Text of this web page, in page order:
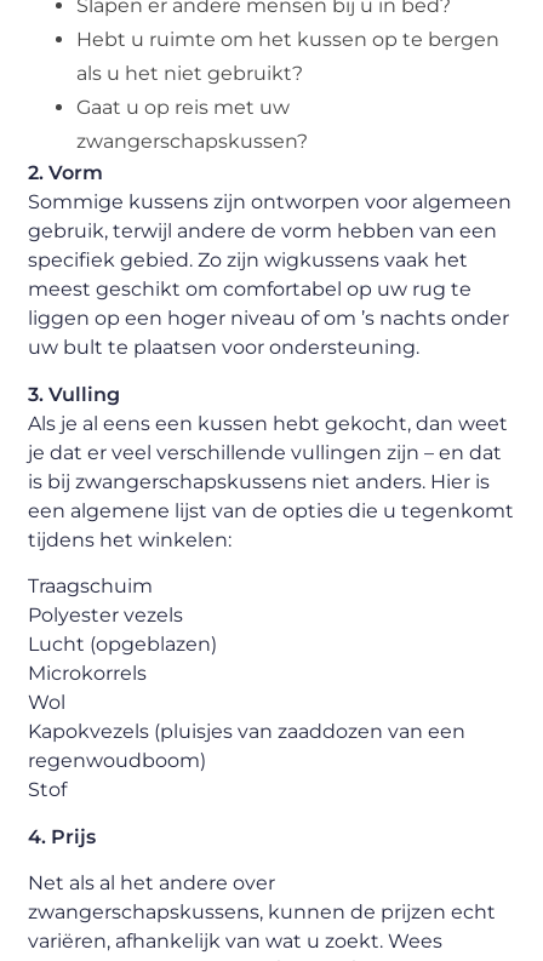
Slapen er andere mensen bij u in bed?
Hebt u ruimte om het kussen op te bergen
als u het niet gebruikt?
Gaat u op reis met uw
zwangerschapskussen?
2. Vorm
Sommige kussens zijn ontworpen voor algemeen
gebruik, terwijl andere de vorm hebben van een
specifiek gebied. Zo zijn wigkussens vaak het
meest geschikt om comfortabel op uw rug te
liggen op een hoger niveau of om ’s nachts onder
uw bult te plaatsen voor ondersteuning.
3. Vulling
Als je al eens een kussen hebt gekocht, dan weet
je dat er veel verschillende vullingen zijn – en dat
is bij zwangerschapskussens niet anders. Hier is
een algemene lijst van de opties die u tegenkomt
tijdens het winkelen:
Traagschuim
Polyester vezels
Lucht (opgeblazen)
Microkorrels
Wol
Kapokvezels (pluisjes van zaaddozen van een
regenwoudboom)
Stof
4. Prijs
Net als al het andere over
zwangerschapskussens, kunnen de prijzen echt
variëren, afhankelijk van wat u zoekt. Wees